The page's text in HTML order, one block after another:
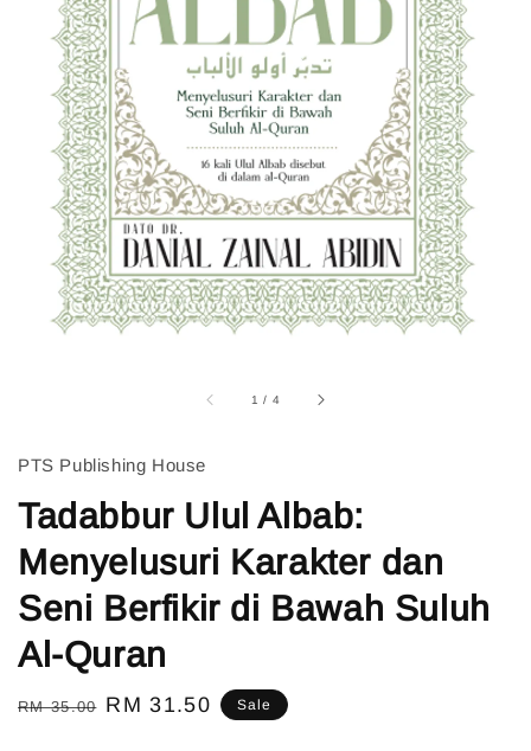
1 / 4
PTS Publishing House
Tadabbur Ulul Albab:
Menyelusuri Karakter dan
Seni Berfikir di Bawah Suluh
Al-Quran
Regular
RM 35.00 Sale
RM 31.50 Sale